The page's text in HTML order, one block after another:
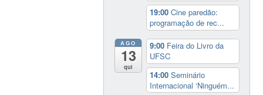
19:00Cine paredão:
programação de rec...
AGO
13
qui
9:00 Feira do Livro da
UFSC
14:00Seminário
Internacional ‘Ninguém...